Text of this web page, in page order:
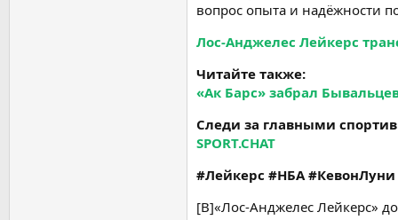
вопрос опыта и надёжности
Лос-Анджелес Лейкерс
Читайте также:
«Ак Барс» забрал
Следи за главными
SPORT.CHAT
#Лейкерс #НБА
[B]«Лос-Анджелес Лейкерс»